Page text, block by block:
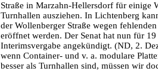
Straße in Marzahn-Hellersdorf für einige
Turnhallen ausziehen. In Lichtenberg
der Wollenberger Straße wegen
eröffnet werden. Der Senat hat nun für 19
Interimsvergabe angekündigt. (ND, 2.
wenn Container- und v. a. modulare
besser als Turnhallen sind, müssen wir